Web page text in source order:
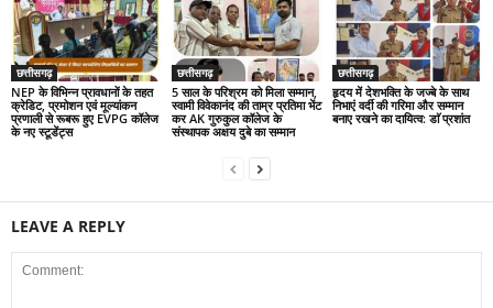
छत्तीसगढ़
NEP के विभिन्न प्रावधानों के तहत
क्रेडिट, प्रमोशन एवं मूल्यांकन
प्रणाली से रूबरू हुए EVPG कॉलेज
के नए स्टूडेंट्स
छत्तीसगढ़
5 साल के परिश्रम को मिला सम्मान,
स्वामी विवेकानंद की ताम्र प्रतिमा भेंट
कर AK गुरुकुल कॉलेज के
संस्थापक अक्षय दुबे का सम्मान
छत्तीसगढ़
हृदय में देशभक्ति के जज्बे के साथ
निभाएं वर्दी की गरिमा और सम्मान
बनाए रखने का दायित्व: डाॅ प्रशांत
LEAVE A REPLY